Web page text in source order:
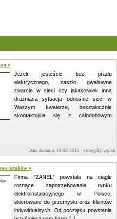
»
Jeżeli jesteście bez prądu
elektrycznego, zaszło gwałtowne
zwarcie w sieci czy jakakolwiek inna
drażniąca sytuacja odnośnie sieci w
Waszym kwaterze, bezzwłocznie
skontaktujcie się z całodobowym
Data dodania: 19 08 2015 · szczegóły wpisu »
kraków »
Firma "ZANEL" powstała na ciągle
rosnące zapotrzebowanie rynku
elektroinstalacyjnego w Polsce,
skierowane do przemysłu oraz klientów
indywidualnych. Od początku powstania